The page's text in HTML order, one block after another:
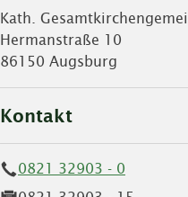
Kath.
Hermanstraße 10
86150 Augsburg
Kontakt
0821 32903 - 0